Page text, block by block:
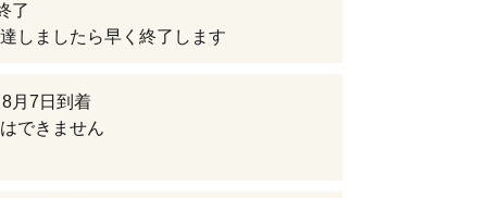
了
しましたら早く終了します
月7日到着
できません